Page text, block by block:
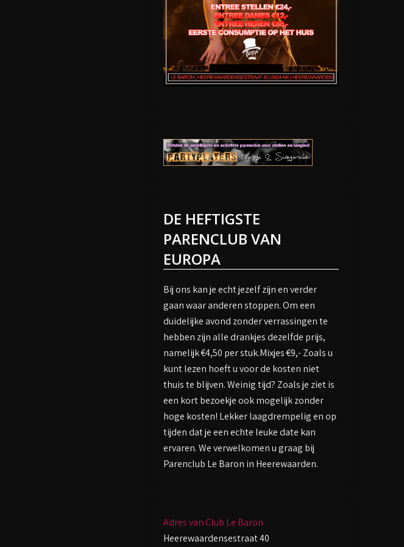
DE HEFTIGSTE
PARENCLUB VAN
EUROPA
Bij ons kan je echt jezelf zijn en verder
gaan waar anderen stoppen. Om een
duidelijke avond zonder verrassingen te
hebben zijn alle drankjes dezelfde prijs,
namelijk €4,50 per stuk.Mixjes €9,- Zoals u
kunt lezen hoeft u voor de kosten niet
thuis te blijven. Weinig tijd? Zoals je ziet is
een kort bezoekje ook mogelijk zonder
hoge kosten! Lekker laagdrempelig en op
tijden dat je een echte leuke date kan
ervaren. We verwelkomen u graag bij
Parenclub Le Baron in Heerewaarden.
Adres van Club Le Baron
Heerewaardensestraat 40